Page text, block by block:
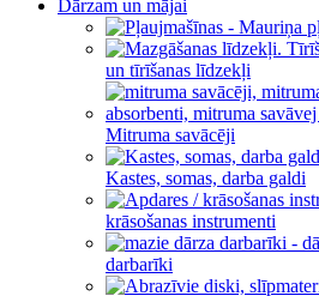
Dārzam un mājai
un tīrīšanas līdzekļi
Mitruma savācēji
Kastes, somas, darba galdi
krāsošanas instrumenti
darbarīki